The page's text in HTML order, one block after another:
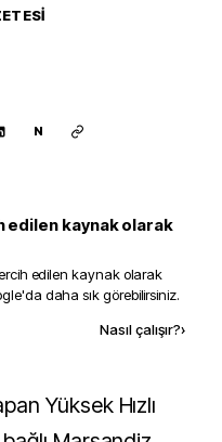
N
kaynak olarak
edilen kaynak olarak
daha sık görebilirsiniz.
Nasıl çalışır?›